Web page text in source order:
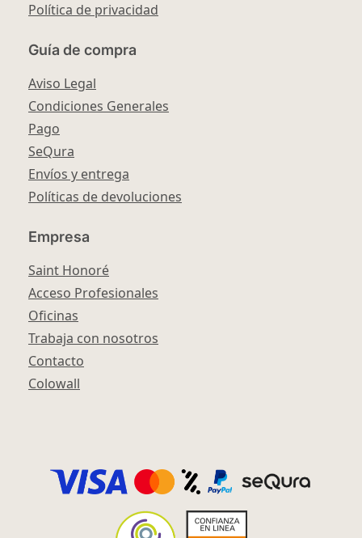
Política de privacidad
Guía de compra
Aviso Legal
Condiciones Generales
Pago
SeQura
Envíos y entrega
Políticas de devoluciones
Empresa
Saint Honoré
Acceso Profesionales
Oficinas
Trabaja con nosotros
Contacto
Colowall